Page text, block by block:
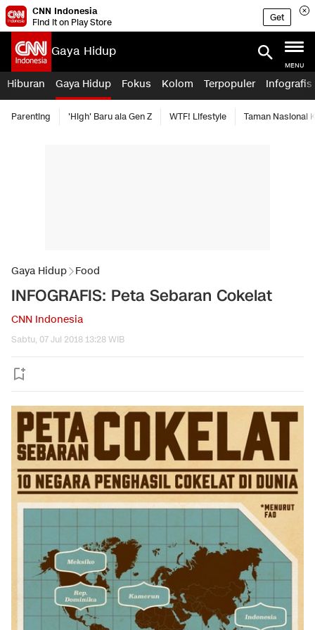
CNN Indonesia
Find it on Play Store
Get
Gaya Hidup
MENU
Hiburan Gaya Hidup Fokus Kolom Terpopuler Infografis
Parenting 'High' Baru ala Gen Z WTF! Lifestyle Taman Nasional
Gaya Hidup Food
INFOGRAFIS: Peta Sebaran Cokelat
CNN Indonesia
Sabtu, 07 Jul 2018 13:28 WIB